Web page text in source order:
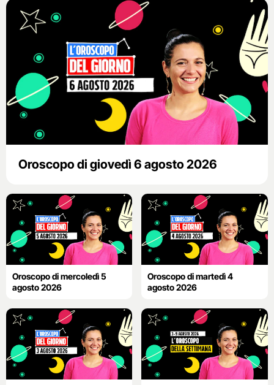
Oroscopo di giovedì 6 agosto 2026
Oroscopo di mercoledì 5
agosto 2026
Oroscopo di martedì 4
agosto 2026